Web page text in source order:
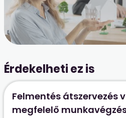
Érdekelheti ez is
Felmentés átszervezés
megfelelő